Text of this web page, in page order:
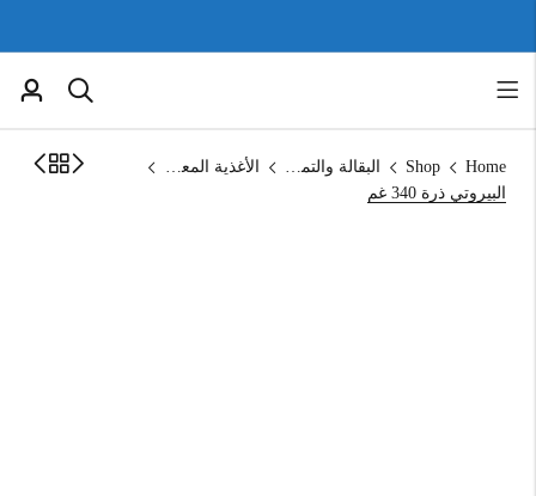
Home
Shop البقالة والتموين
الأغذية المعلبة
البيروتي ذرة 340 غم